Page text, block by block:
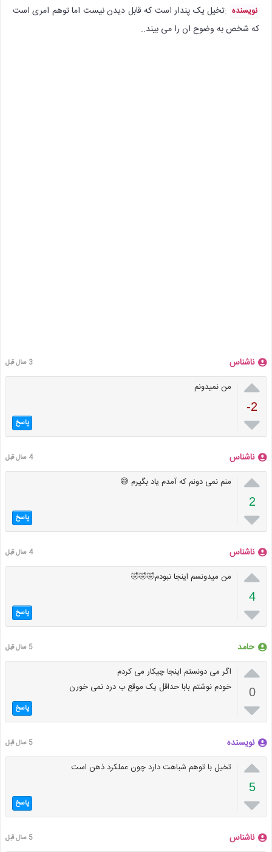
نویسنده :‌تخیل یک پندار است که قابل دیدن نیست اما توهم امری است
که شخص به وضوح ان را می بیند..
ناشناس 3 سال قبل

-2

من نمیدونم
پاسخ
ناشناس 4 سال قبل

2

منم نمی دونم که آمدم یاد بگیرم 😅
پاسخ
ناشناس 4 سال قبل

4

من میدونسم اینجا نبودم🤣🤣🤣
پاسخ
حامد 5 سال قبل

0

اگر می دونستم اینجا چیکار می کردم
خودم نوشتم بابا حداقل یک موقع ب درد نمی خورن
پاسخ
نویسنده 5 سال قبل

5

تخیل با توهم شباهت دارد چون عملکرد ذهن است
پاسخ
ناشناس 5 سال قبل